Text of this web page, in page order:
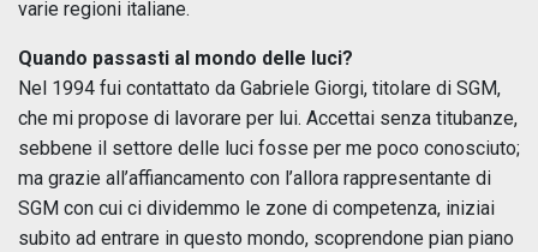
varie regioni italiane.
Quando passasti al mondo delle luci?
Nel 1994 fui contattato da Gabriele Giorgi, titolare di SGM,
che mi propose di lavorare per lui. Accettai senza titubanze,
sebbene il settore delle luci fosse per me poco conosciuto;
ma grazie all’affiancamento con l’allora rappresentante di
SGM con cui ci dividemmo le zone di competenza, iniziai
subito ad entrare in questo mondo, scoprendone pian piano